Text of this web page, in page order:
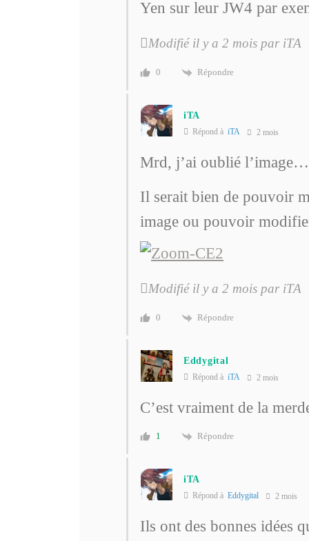
Yen sur leur JW4 par
Modifié il y a 2 mois par iTA
0 Répondre
iTA
Répond à iTA 2 mois
Mrd, j’ai oublié l’image…
Il serait bien de pouvoir
image ou pouvoir
Modifié il y a 2 mois par iTA
0 Répondre
Eddygital
Répond à iTA 2 mois
C’est vraiment de la
1 Répondre
iTA
Répond à Eddygital 2 mois
Ils ont des bonnes idées